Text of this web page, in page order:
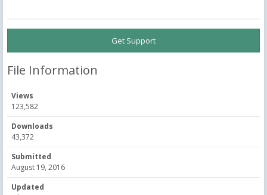
Get Support
File Information
Views
123,582
Downloads
43,372
Submitted
August 19, 2016
Updated